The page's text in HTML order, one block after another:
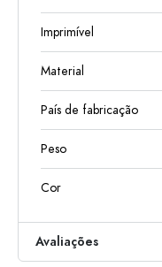
Imprimível
Material
País de fabricação
Peso
Cor
Avaliações